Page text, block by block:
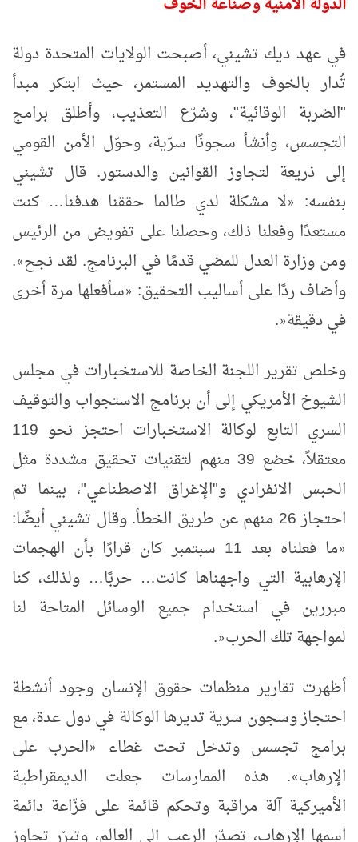
في عهد ديك تشيني، أصبحت الولايات المتحدة دولة
تُدار بالخوف والتهديد المستمر، حيث ابتكر مبدأ
"الضربة الوقائية"، وشرّع التعذيب، وأطلق برامج
التجسس، وأنشأ سجونًا سرّية، وحوّل الأمن القومي
إلى ذريعة لتجاوز القوانين والدستور. قال تشيني
بنفسه:
«لا مشكلة لدي طالما حققنا هدفنا… كنت
مستعدًا وفعلنا ذلك، وحصلنا على تفويض من الرئيس
ومن وزارة العدل للمضي قدمًا في البرنامج. لقد نجح»
.
وأضاف ردًا على أساليب التحقيق: «سأفعلها مرة أخرى
في دقيقة»
.
وخلص تقرير اللجنة الخاصة للاستخبارات في مجلس
الشيوخ الأمريكي إلى أن برنامج الاستجواب والتوقيف
السري التابع لوكالة الاستخبارات احتجز نحو 119
معتقلاً، خضع 39 منهم لتقنيات تحقيق مشددة مثل
الحبس الانفرادي و"الإغراق الاصطناعي"، بينما تم
احتجاز 26 منهم عن طريق الخطأ. وقال تشيني أيضًا:
«
ما فعلناه بعد 11 سبتمبر كان قرارًا بأن الهجمات
الإرهابية التي واجهناها كانت… حربًا… ولذلك، كنا
مبررين في استخدام جميع الوسائل المتاحة لنا
لمواجهة تلك الحرب»
.
أظهرت تقارير منظمات حقوق الإنسان وجود أنشطة
احتجاز وسجون سرية تديرها الوكالة في دول عدة، مع
برامج تجسس وتدخل تحت غطاء
«الحرب على
الإرهاب». هذه الممارسات جعلت الديمقراطية
الأميركية آلة مراقبة وتحكم قائمة على فزّاعة دائمة
اسمها الإرهاب، تصدّر الرعب إلى العالم، وتبرّر تجاوز